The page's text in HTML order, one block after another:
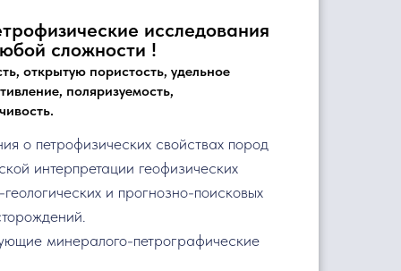
исследования
сложности !
открытую пористость, удельное
поляризуемость,
о петрофизических свойствах пород
интерпретации геофизических
и прогнозно-поисковых
минералого-петрографические